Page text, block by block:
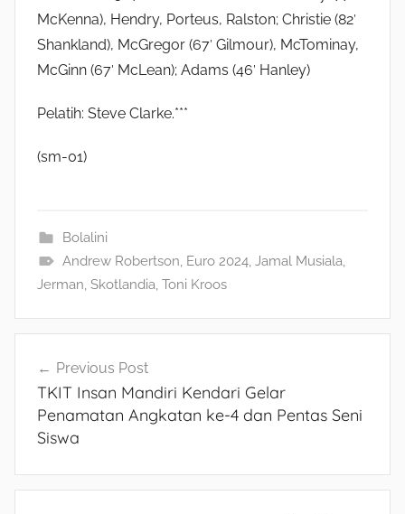
McKenna), Hendry, Porteus, Ralston; Christie (82′
Shankland), McGregor (67′ Gilmour), McTominay,
McGinn (67′ McLean); Adams (46′ Hanley)
Pelatih: Steve Clarke.***
(sm-01)
Bolalini
Andrew Robertson, Euro 2024, Jamal Musiala,
Jerman, Skotlandia, Toni Kroos
Navigasi
pos
Previous Post
TKIT Insan Mandiri Kendari Gelar
Penamatan Angkatan ke-4 dan Pentas Seni
Siswa